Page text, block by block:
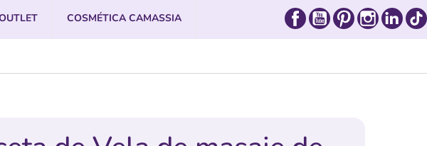
COSMÉTICA CAMASSIA FacebookYouTubePinterestInstagram